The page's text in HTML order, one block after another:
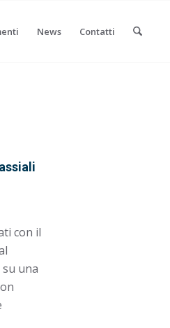
News Contatti
con il
su una